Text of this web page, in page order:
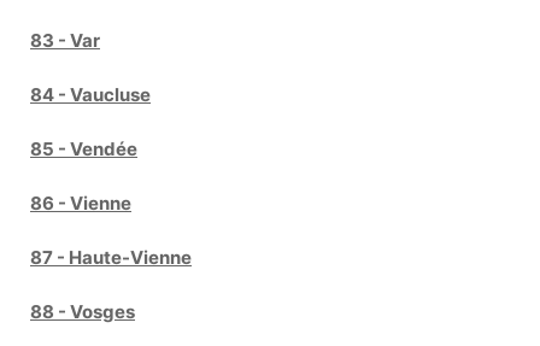
83 - Var
84 - Vaucluse
85 - Vendée
86 - Vienne
87 - Haute-Vienne
88 - Vosges